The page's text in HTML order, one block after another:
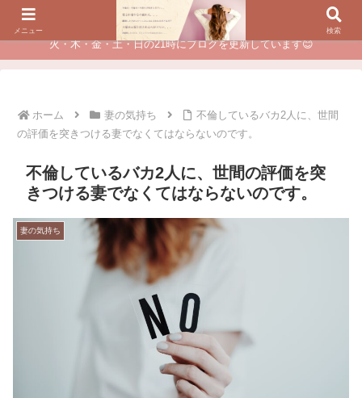
夫に不倫されたつらい経験が、あなたのチャンスに変わるカウンセリング
火・木・金・土・日の21時にブログを更新しています😊
ホーム 妻の気持ち
不倫しているバカ2人に、世間
の評価を突きつける妻でなくてはならないのです。
不倫しているバカ2人に、世間の評価を突
きつける妻でなくてはならないのです。
妻の気持ち
メニュー 検索